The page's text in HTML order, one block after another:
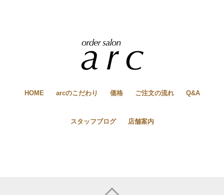
HOME arcのこだわり 価格 ご注文の流れ Q&A
スタッフブログ 店舗案内